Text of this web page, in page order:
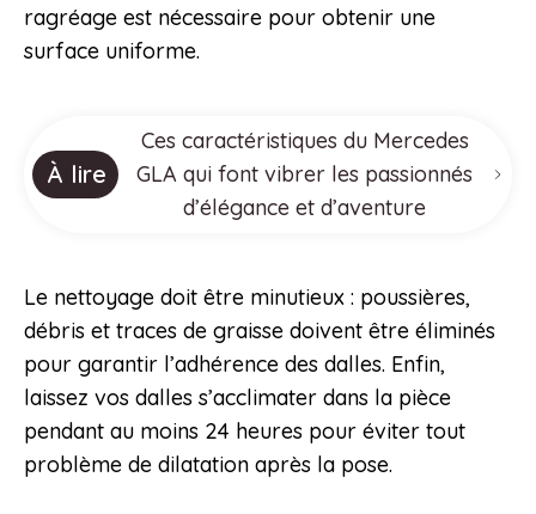
ragréage est nécessaire pour obtenir une
surface uniforme.
À lire
Ces caractéristiques du Mercedes
GLA qui font vibrer les passionnés
d’élégance et d’aventure
Le nettoyage doit être minutieux : poussières,
débris et traces de graisse doivent être éliminés
pour garantir l’adhérence des dalles. Enfin,
laissez vos dalles s’acclimater dans la pièce
pendant au moins 24 heures pour éviter tout
problème de dilatation après la pose.